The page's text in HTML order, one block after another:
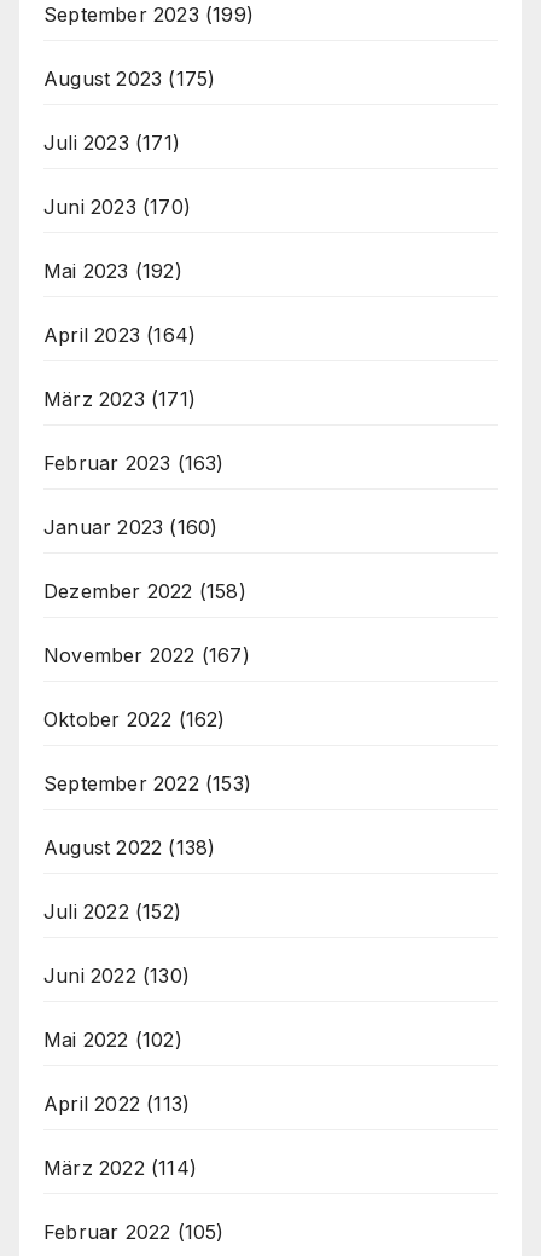
September 2023 (199)
August 2023 (175)
Juli 2023 (171)
Juni 2023 (170)
Mai 2023 (192)
April 2023 (164)
März 2023 (171)
Februar 2023 (163)
Januar 2023 (160)
Dezember 2022 (158)
November 2022 (167)
Oktober 2022 (162)
September 2022 (153)
August 2022 (138)
Juli 2022 (152)
Juni 2022 (130)
Mai 2022 (102)
April 2022 (113)
März 2022 (114)
Februar 2022 (105)